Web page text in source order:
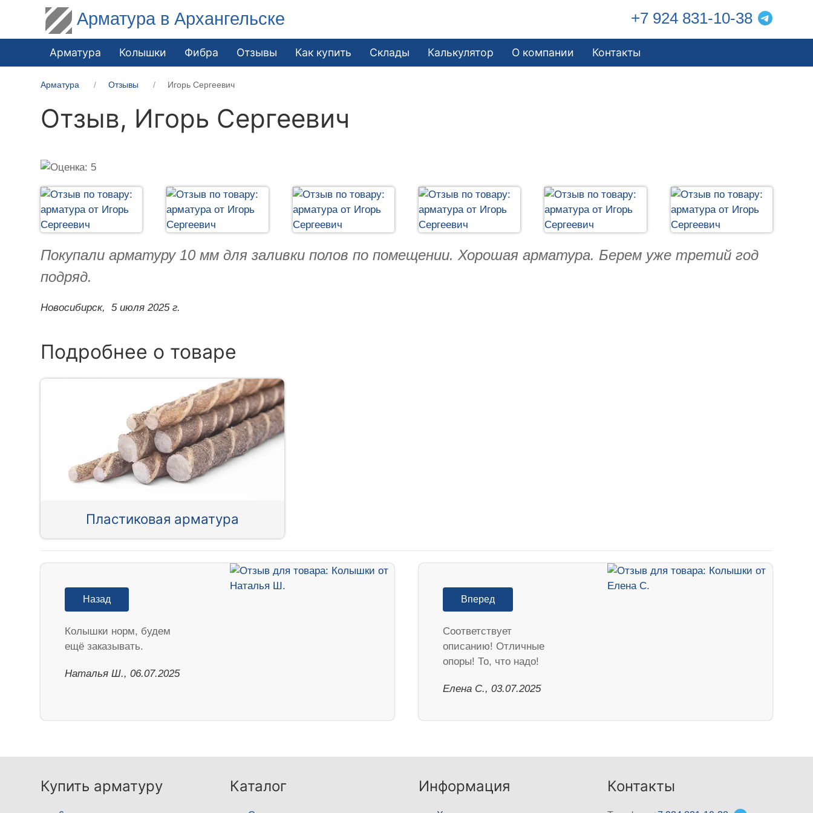
Арматура в Архангельске +7 924 831-10-38
Арматура Колышки Фибра Отзывы Как купить Склады Калькулятор О компании Контакты
Арматура Отзывы Игорь Сергеевич
Отзыв, Игорь Сергеевич
Покупали арматуру 10 мм для заливки полов по помещении. Хорошая арматура. Берем уже третий год
подряд.
Новосибирск, 5 июля 2025 г.
Подробнее о товаре
Пластиковая арматура
Назад
Колышки норм, будем
ещё заказывать.
Наталья Ш., 06.07.2025
Вперед
Соответствует
описанию! Отличные
опоры! То, что надо!
Елена С., 03.07.2025
Купить арматуру Каталог Информация Контакты